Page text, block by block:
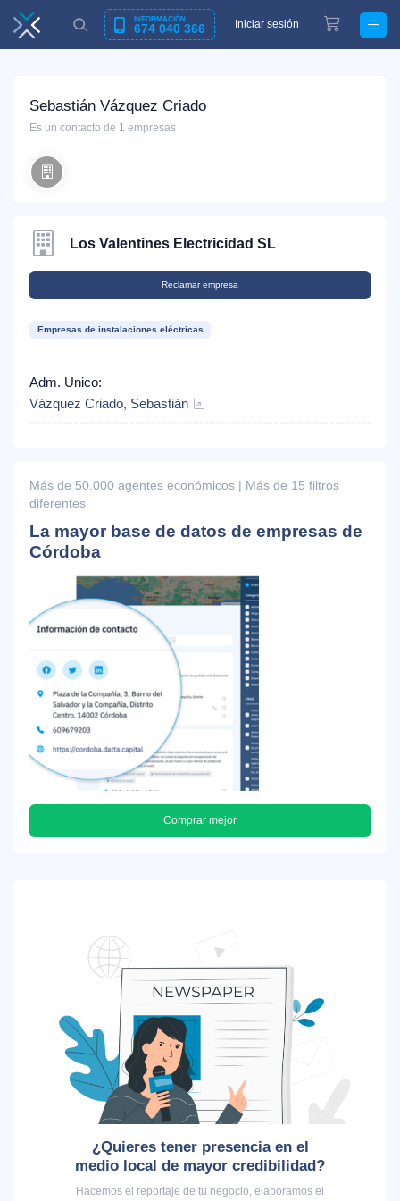
INFORMACIÓN
674 040 366 Iniciar sesión
Sebastián Vázquez Criado
Es un contacto de 1 empresas
Los Valentines Electricidad SL
Reclamar empresa
Empresas de instalaciones eléctricas
Adm. Unico:
Vázquez Criado, Sebastián
Más de 50.000 agentes económicos | Más de 15 filtros
diferentes
La mayor base de datos de empresas de
Córdoba
Comprar mejor
¿Quieres tener presencia en el
medio local de mayor credibilidad?
Hacemos el reportaje de tu negocio, elaboramos el